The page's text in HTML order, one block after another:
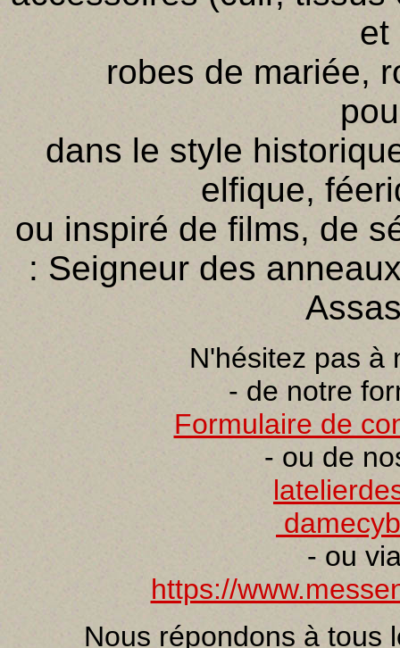
et
robes de mariée,
dans le style
elfique,
ou inspiré de films, de
: Seigneur des
N'hésitez pas à
- de notre
Formulaire de
- ou de
- ou
https://
Nous répondons à tous